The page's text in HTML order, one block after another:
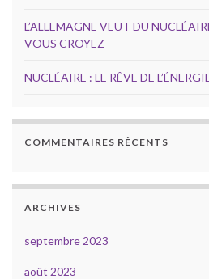
L’ALLEMAGNE VEUT DU
VOUS CROYEZ
NUCLÉAIRE : LE RÊVE DE
COMMENTAIRES RÉCENTS
ARCHIVES
septembre 2023
août 2023